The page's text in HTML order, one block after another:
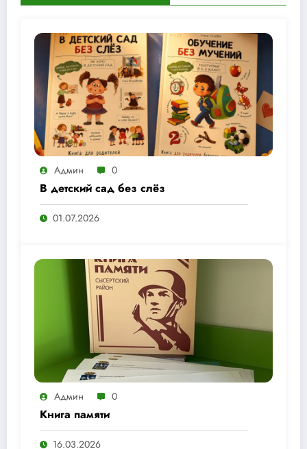
Админ 0
В детский сад без слёз
01.07.2026
Админ 0
Книга памяти
16.03.2026